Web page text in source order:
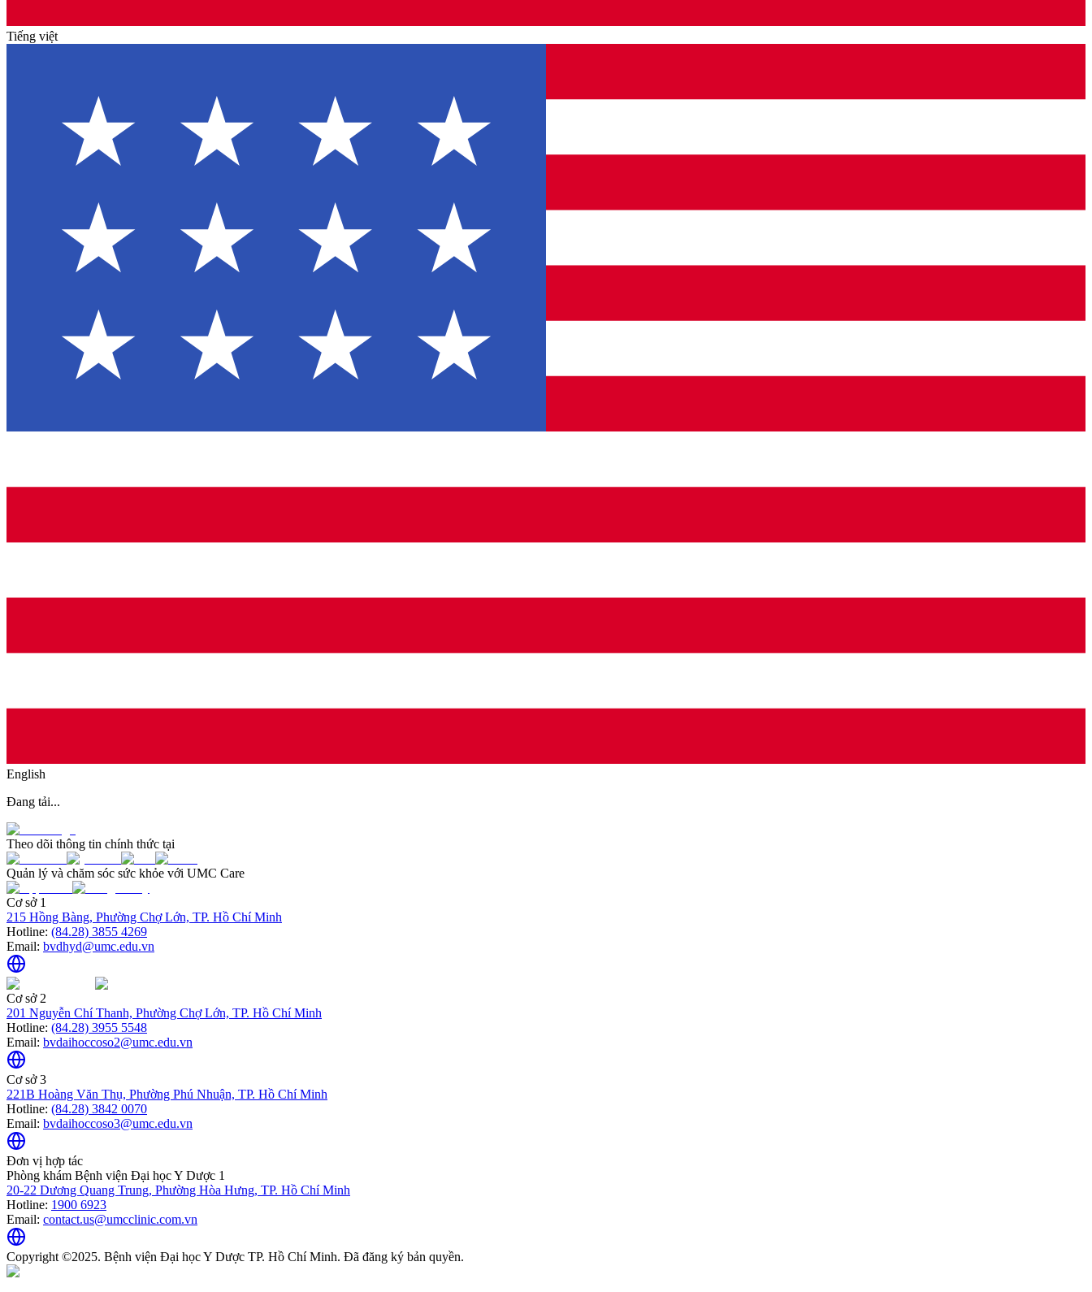
Tiếng việt
English
Đang tải...
Theo dõi thông tin chính thức tại
Quản lý và chăm sóc sức khỏe với UMC Care
Cơ sở 1
215 Hồng Bàng, Phường Chợ Lớn, TP. Hồ Chí Minh
Hotline: (84.28) 3855 4269
Email: bvdhyd@umc.edu.vn
Cơ sở 2
201 Nguyễn Chí Thanh, Phường Chợ Lớn, TP. Hồ Chí Minh
Hotline: (84.28) 3955 5548
Email: bvdaihoccoso2@umc.edu.vn
Cơ sở 3
221B Hoàng Văn Thụ, Phường Phú Nhuận, TP. Hồ Chí Minh
Hotline: (84.28) 3842 0070
Email: bvdaihoccoso3@umc.edu.vn
Đơn vị hợp tác
Phòng khám Bệnh viện Đại học Y Dược 1
20-22 Dương Quang Trung, Phường Hòa Hưng, TP. Hồ Chí Minh
Hotline: 1900 6923
Email: contact.us@umcclinic.com.vn
Copyright ©2025. Bệnh viện Đại học Y Dược TP. Hồ Chí Minh. Đã đăng ký bản quyền.